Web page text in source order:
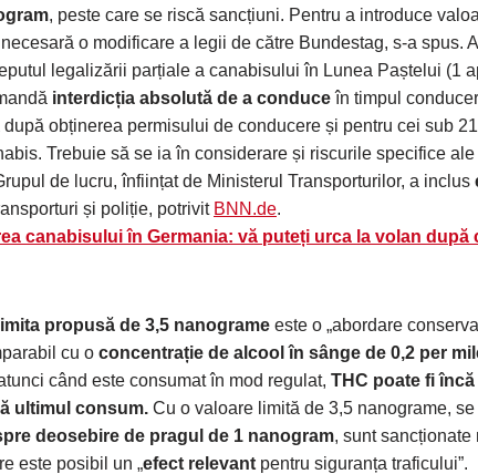
, peste care se riscă sancțiuni. Pentru a introduce
o modificare a legii de către Bundestag, s-a spus.
legalizării parțiale a canabisului în Lunea Paștelui (1
interdicția absolută de a conduceîn timpul
obținerea permisului de conducere și pentru cei sub
Trebuie să se ia în considerare și riscurile specifice ale
de lucru, înființat de Ministerul Transporturilor, a inclus
și poliție, potrivit BNN.de.
canabisului în Germania: vă puteți urca la volan după
limita propusă de 3,5 nanograme este o „abordare
cu o concentrație de alcool în sânge de 0,2 per
când este consumat în mod regulat, THC poate fi
ultimul consum. Cu o valoare limită de 3,5 nanograme,
deosebire de pragul de 1 nanogram, sunt sancționate
este posibil un „efect relevant pentru siguranța traficului”.